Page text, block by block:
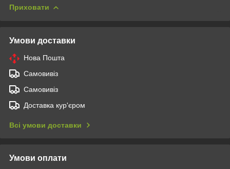
Приховати
Умови доставки
Нова Пошта
Самовивіз
Самовивіз
Доставка кур'єром
Всі умови доставки
Умови оплати